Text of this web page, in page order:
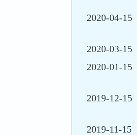
2020-04-15
2020-03-15
2020-01-15
2019-12-15
2019-11-15